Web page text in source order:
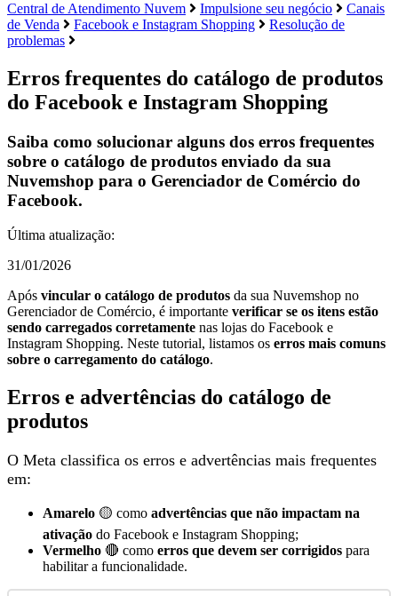
Central de Atendimento Nuvem Impulsione seu negócio
Canais
de Venda
Facebook e Instagram Shopping
Resolução de
problemas
Erros frequentes do catálogo de produtos
do Facebook e Instagram Shopping
Saiba como solucionar alguns dos erros frequentes
sobre o catálogo de produtos enviado da sua
Nuvemshop para o Gerenciador de Comércio do
Facebook.
Última atualização:
31/01/2026
Após vincular o catálogo de produtos da sua Nuvemshop no
Gerenciador de Comércio, é importante verificar se os itens estão
sendo carregados corretamente nas lojas do Facebook e
Instagram Shopping. Neste tutorial, listamos os erros mais comuns
sobre o carregamento do catálogo.
Erros e advertências do catálogo de
produtos
O Meta classifica os erros e advertências mais frequentes
em:
Amarelo 🟡 como advertências que não impactam na
ativação do Facebook e Instagram Shopping;
Vermelho 🔴 como erros que devem ser corrigidos para
habilitar a funcionalidade.